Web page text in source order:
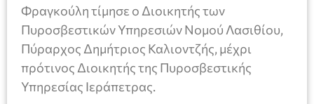
Φραγκούλη τίμησε ο Διοικητής των
Πυροσβεστικών Υπηρεσιών Νομού Λασιθίου,
Πύραρχος Δημήτριος Καλιοντζής, μέχρι
πρότινος Διοικητής της Πυροσβεστικής
Υπηρεσίας Ιεράπετρας.